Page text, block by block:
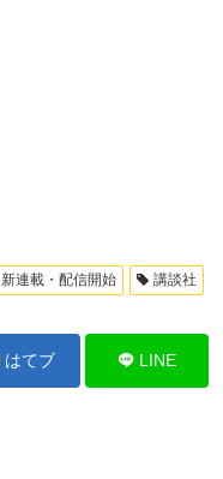
新連載・配信開始 講談社
はてブ LINE